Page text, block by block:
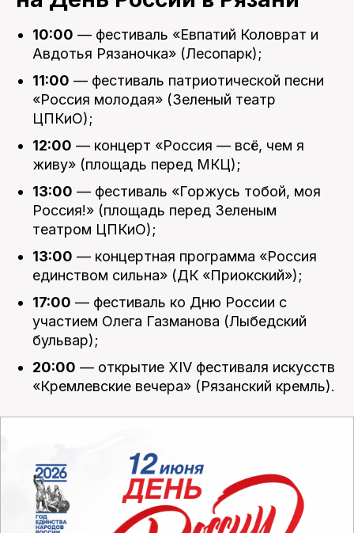
10:00 — фестиваль «Евпатий Коловрат и
Авдотья Рязаночка» (Лесопарк);
11:00 — фестиваль патриотической песни
«Россия молодая» (Зеленый театр
ЦПКиО);
12:00 — концерт «Россия — всё, чем я
живу» (площадь перед МКЦ);
13:00 — фестиваль «Горжусь тобой, моя
Россия!» (площадь перед Зеленым
театром ЦПКиО);
13:00 — концертная программа «Россия
единством сильна» (ДК «Приокский»);
17:00 — фестиваль ко Дню России с
участием Олега Газманова (Лыбедский
бульвар);
20:00 — открытие XIV фестиваля искусств
«Кремлевские вечера» (Рязанский кремль).